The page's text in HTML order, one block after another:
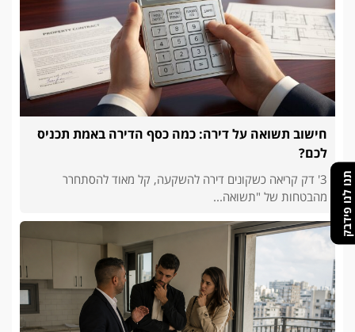
תנו לנו פידבק
חישוב תשואה על דירה: כמה כסף הדירה באמת תכניס
לכם?
3' דק קריאה כשקונים דירה להשקעה, קל מאוד להסתחרר
מהבטחות של "תשואה...